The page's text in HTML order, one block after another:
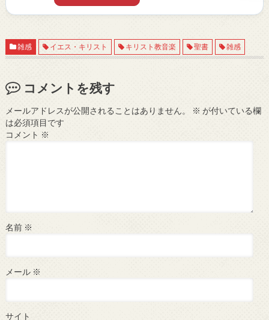
雑感 イエス・キリスト キリスト教音楽 聖書 雑感
コメントを残す
メールアドレスが公開されることはありません。 ※ が付いている欄
は必須項目です
コメント ※
名前 ※
メール ※
サイト